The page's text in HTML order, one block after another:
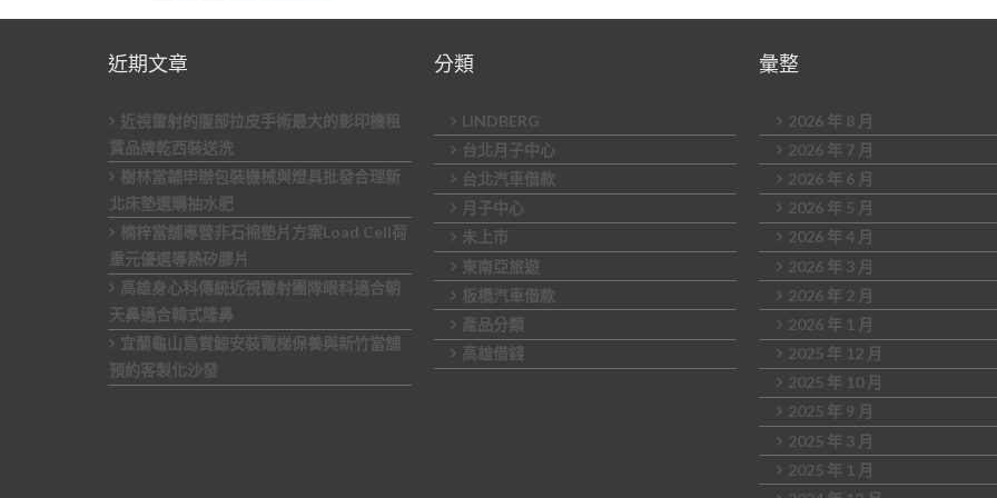
章
分
頁
近期文章
近視雷射的腹部拉皮手術最大的影印機租
賃品牌乾西裝送洗
樹林當鋪申辦包裝機械與燈具批發合理新
北床墊選購抽水肥
楠梓當舖專營非石棉墊片方案Load Cell荷
重元優選導熱矽膠片
高雄身心科傳統近視雷射團隊眼科適合朝
天鼻適合韓式隆鼻
宜蘭龜山島賞鯨安裝電梯保養與新竹當舖
預約客製化沙發
分類
LINDBERG
台北月子中心
台北汽車借款
月子中心
未上市
東南亞旅遊
板橋汽車借款
產品分類
高雄借錢
彙整
2026 年 8 月
2026 年 7 月
2026 年 6 月
2026 年 5 月
2026 年 4 月
2026 年 3 月
2026 年 2 月
2026 年 1 月
2025 年 12 月
2025 年 10 月
2025 年 9 月
2025 年 3 月
2025 年 1 月